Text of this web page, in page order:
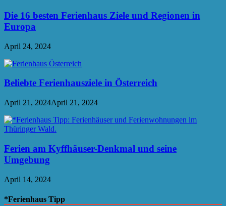
Die 16 besten Ferienhaus Ziele und Regionen in
Europa
April 24, 2024
Beliebte Ferienhausziele in Österreich
April 21, 2024April 21, 2024
Ferien am Kyffhäuser-Denkmal und seine
Umgebung
April 14, 2024
*Ferienhaus Tipp